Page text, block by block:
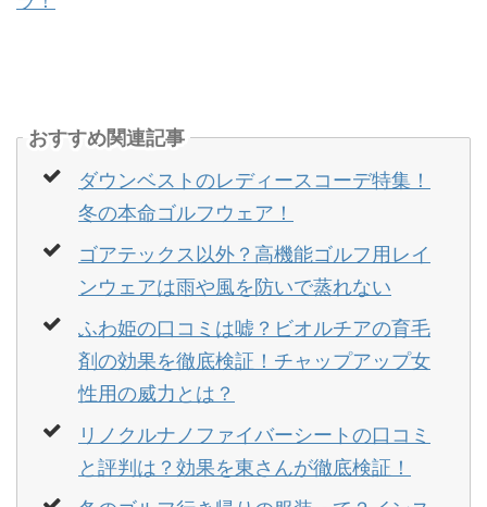
おすすめ関連記事
ダウンベストのレディースコーデ特集！
冬の本命ゴルフウェア！
ゴアテックス以外？高機能ゴルフ用レイ
ンウェアは雨や風を防いで蒸れない
ふわ姫の口コミは嘘？ビオルチアの育毛
剤の効果を徹底検証！チャップアップ女
性用の威力とは？
リノクルナノファイバーシートの口コミ
と評判は？効果を東さんが徹底検証！